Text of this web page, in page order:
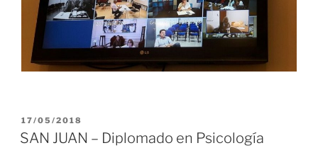
PUBLICADO
EL
17/05/2018
SAN JUAN – Diplomado en Psicología